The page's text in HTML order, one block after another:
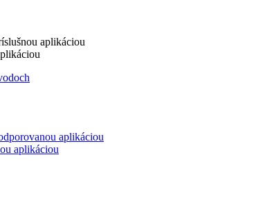
aplikáciou
aplikáciou
aplikáciou